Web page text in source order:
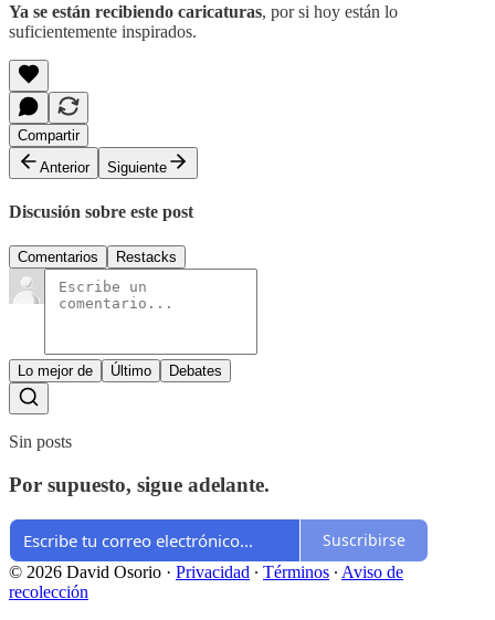
Ya se están recibiendo caricaturas, por si hoy están lo
suficientemente inspirados.
Compartir
Anterior
Siguiente
Discusión sobre este post
Comentarios Restacks
Lo mejor de Último Debates
Sin posts
Por supuesto, sigue adelante.
Suscribirse
© 2026 David Osorio · Privacidad ∙ Términos ∙ Aviso de
recolección